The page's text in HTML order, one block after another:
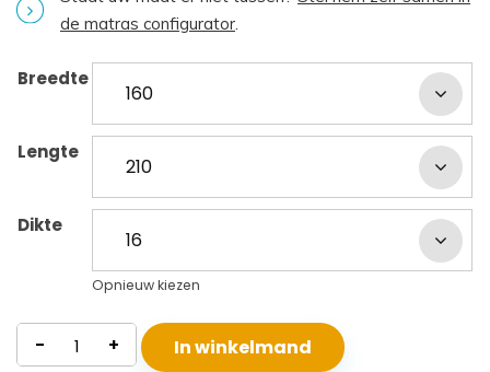
de matras configurator
Breedte
Lengte
Dikte
Opnieuw kiezen
Matras
- + In winkelmand